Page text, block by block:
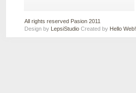
All rights reserved Pasion 2011
Design by LepsiStudio Created by Hello Web!